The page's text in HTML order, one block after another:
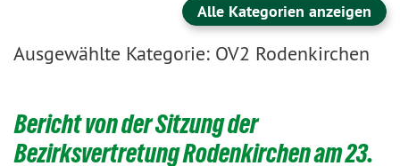
Alle Kategorien anzeigen
Ausgewählte Kategorie: OV2 Rodenkirchen
Bericht von der Sitzung der
Bezirksvertretung Rodenkirchen am 23.